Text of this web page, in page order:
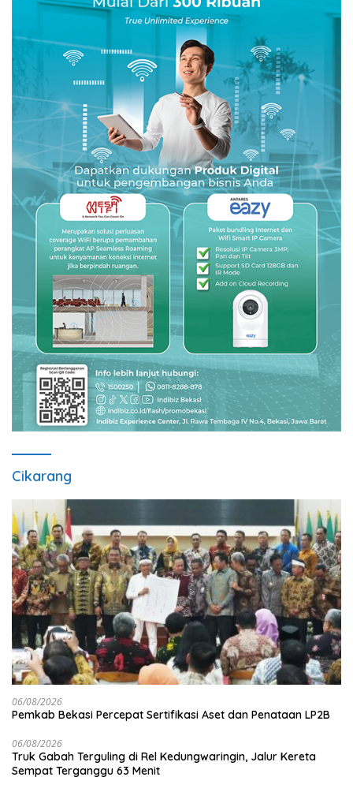
Cikarang
06/08/2026
Pemkab Bekasi Percepat Sertifikasi Aset dan Penataan LP2B
06/08/2026
Truk Gabah Terguling di Rel Kedungwaringin, Jalur Kereta
Sempat Terganggu 63 Menit